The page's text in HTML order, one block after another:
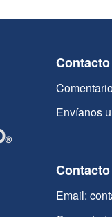
Contacto
Envíanos
Contacto
Email: